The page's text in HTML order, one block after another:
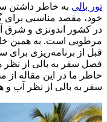
تور بالی به خاطر داشتن
خود، مقصد مناسبی
در کشور اندونزی و شرق
مرطوبی است. به همین
قبل از برنامه‌ریزی برای
فصل سفر به بالی از نظر
خاطر ما در این مقاله
سفر به بالی از نظر آب